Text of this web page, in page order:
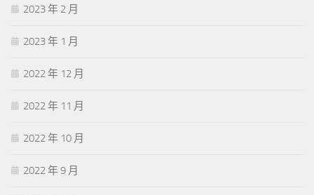
2023 年 2 月
2023 年 1 月
2022 年 12 月
2022 年 11 月
2022 年 10 月
2022 年 9 月